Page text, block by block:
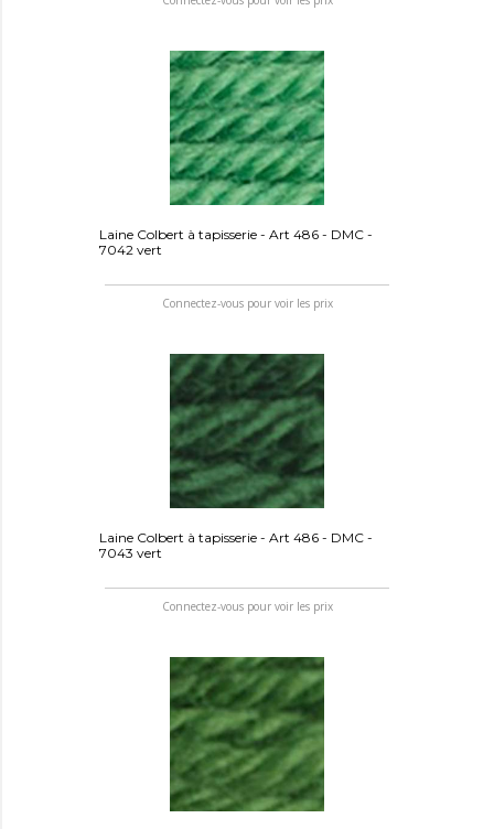
Laine Colbert à tapisserie - Art 486 - DMC -
7042 vert
Connectez-vous pour voir les prix
Laine Colbert à tapisserie - Art 486 - DMC -
7043 vert
Connectez-vous pour voir les prix